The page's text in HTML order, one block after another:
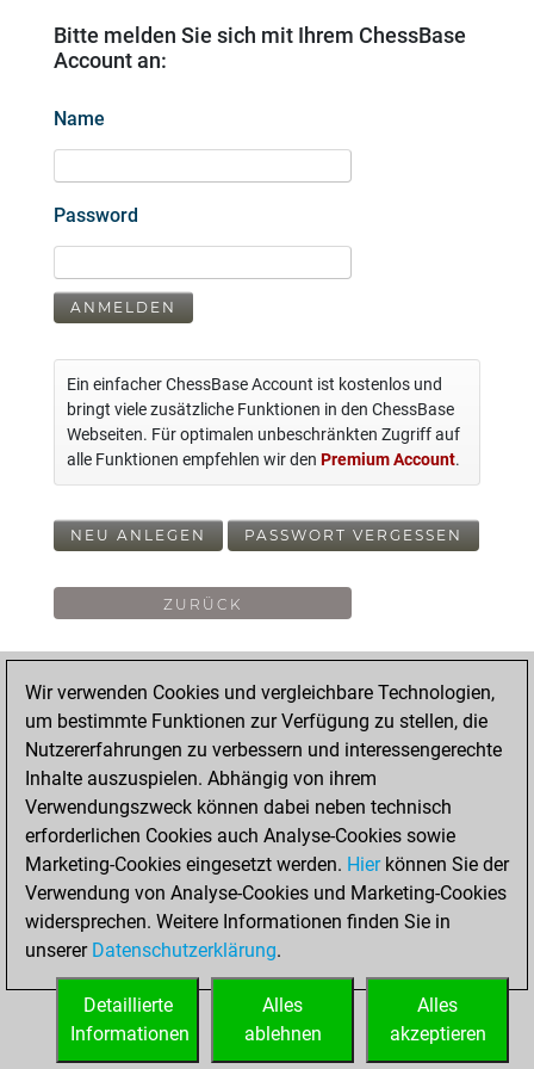
Bitte melden Sie sich mit Ihrem ChessBase
Account an:
Name
Password
ANMELDEN
Ein einfacher ChessBase Account ist kostenlos und
bringt viele zusätzliche Funktionen in den ChessBase
Webseiten. Für optimalen unbeschränkten Zugriff auf
alle Funktionen empfehlen wir den Premium Account.
NEU ANLEGEN PASSWORT VERGESSEN
Wir verwenden Cookies und vergleichbare Technologien,
um bestimmte Funktionen zur Verfügung zu stellen, die
Nutzererfahrungen zu verbessern und interessengerechte
Inhalte auszuspielen. Abhängig von ihrem
Verwendungszweck können dabei neben technisch
erforderlichen Cookies auch Analyse-Cookies sowie
Marketing-Cookies eingesetzt werden. Hierkönnen Sie der
Verwendung von Analyse-Cookies und Marketing-Cookies
widersprechen. Weitere Informationen finden Sie in
unserer Datenschutzerklärung.
Alles
akzeptieren
Alles
ablehnen
Detaillierte
Informationen